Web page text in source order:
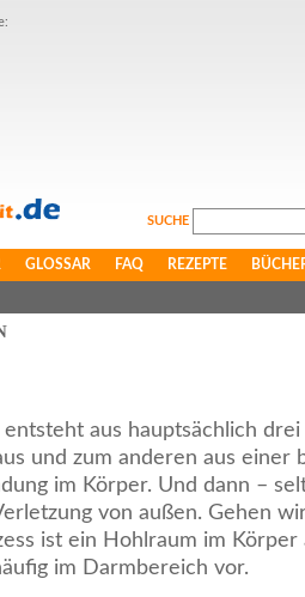
SUCHE
GLOSSAR FAQ REZEPTE
entsteht aus hauptsächlich
und zum anderen aus einer
im Körper. Und dann –
von außen. Gehen
ist ein Hohlraum im
im Darmbereich vor.